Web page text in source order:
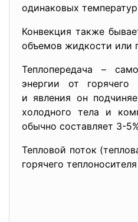
одинаковых
Конвекция также
объемов жидкости или
Теплопередача –
энергии от
и явления он
холодного тела и
обычно составляет 3-
Тепловой поток
горячего